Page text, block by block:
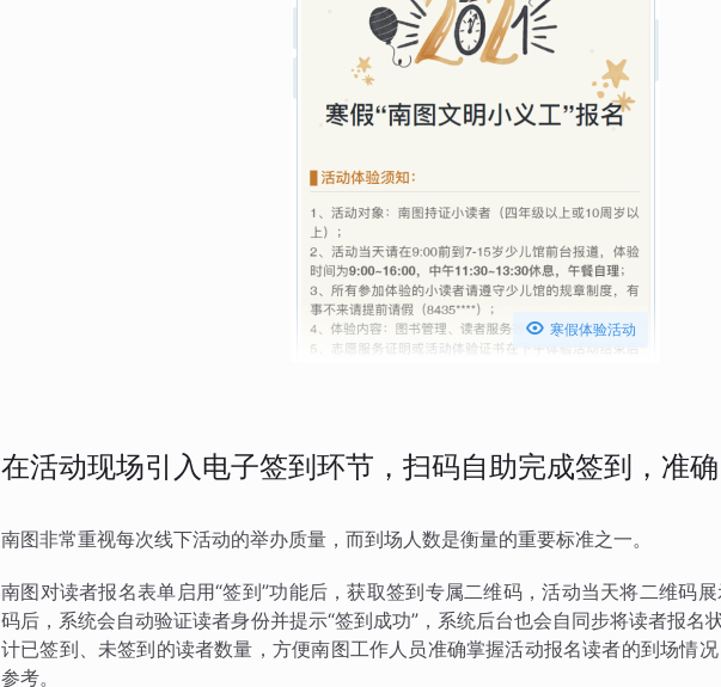
 寒假体验活动
在活动现场引入电子签到环节，扫码自助完成签到，准
南图非常重视每次线下活动的举办质量，而到场人数是衡量的重要标准之一。
南图对读者报名表单启用“签到”功能后，获取签到专属二维码，活动当天将二维码
码后，系统会自动验证读者身份并提示“签到成功”，系统后台也会自同步将读者报名
计已签到、未签到的读者数量，方便南图工作人员准确掌握活动报名读者的到场情
参考。